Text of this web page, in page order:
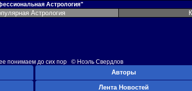
Астрология"
Астрология
понимаем до сих пор © Ноэль Свердлов
Авторы
Лента Новостей